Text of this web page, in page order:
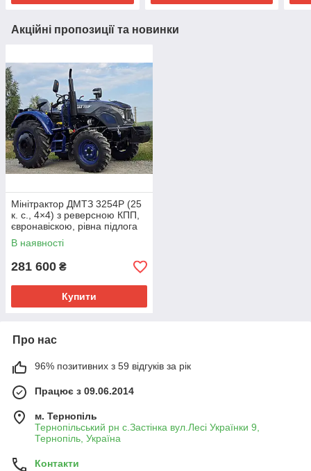
Акційні пропозиції та новинки
Мінітрактор ДМТЗ 3254Р (25
к. с., 4×4) з реверсною КПП,
євронавіскою, рівна підлога
та широка колія, мости від
504 моделі
В наявності
281 600 ₴
Купити
Про нас
96% позитивних з 59 відгуків за рік
Працює з 09.06.2014
м. Тернопіль
Тернопільський рн с.Застінка вул.Лесі Українки 9,
Тернопіль, Україна
Контакти